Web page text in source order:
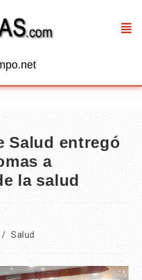
Salud entregó
a
la salud
/ Salud